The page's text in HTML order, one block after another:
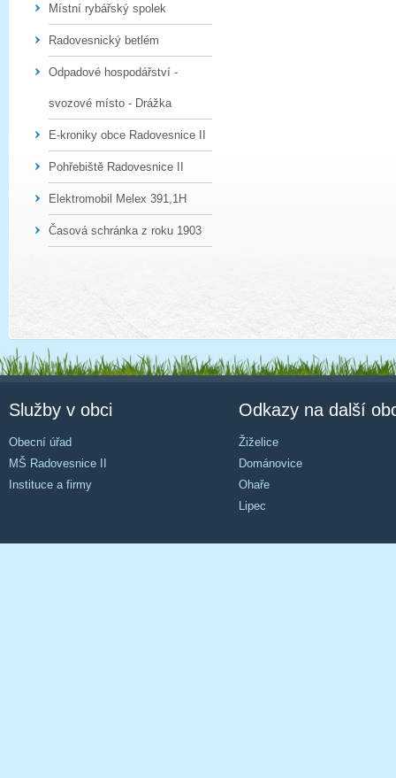
Místní rybářský spolek
Radovesnický betlém
Odpadové hospodářství -
svozové místo - Drážka
E-kroniky obce Radovesnice II
Pohřebiště Radovesnice II
Elektromobil Melex 391,1H
Časová schránka z roku 1903
Služby v obci
Obecní úřad
MŠ Radovesnice II
Instituce a firmy
Odkazy na další
Žiželice
Dománovice
Ohaře
Lipec